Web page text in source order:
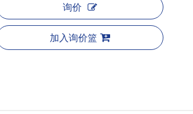
询价
加入询价篮